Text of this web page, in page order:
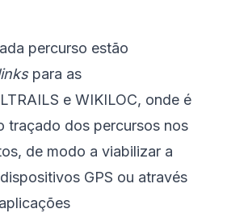
percurso estão
para as
e WIKILOC, onde é
traçado dos percursos nos
de modo a viabilizar a
GPS ou através